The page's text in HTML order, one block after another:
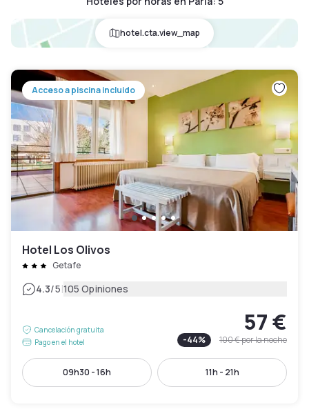
hotel.cta.view_map
Acceso a piscina incluido
Hotel Los Olivos
Getafe
4.3/5|105 Opiniones
Cancelación gratuita
Pago en el hotel
57 €
-44% 100 €por la noche
09h30 - 16h 11h - 21h